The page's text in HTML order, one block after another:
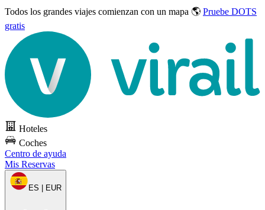
Todos los grandes viajes comienzan con un mapa 🌎 Pruebe DOTS
gratis
Hoteles
Coches
Centro de ayuda
Mis Reservas
ES | EUR